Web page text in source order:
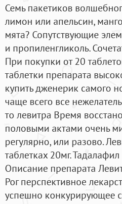
Семь пакетиков
лимон или апельсин,
мята? Сопутствующие
и пропиленгликоль.
При покупки от 20
таблетки препарата
купить дженерик самого
чаще всего все
то левитра Время
половыми актами очень
регулярно, или разово.
таблетках 20мг.
Описание препарата
Рог перспективное
успешно конкурирующее